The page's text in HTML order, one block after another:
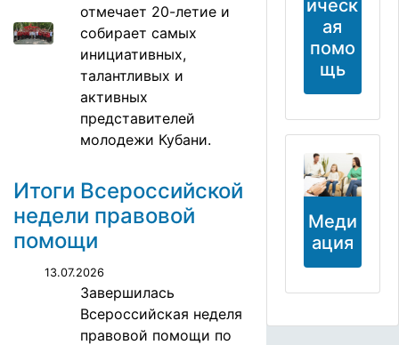
отмечает 20-летие и
собирает самых
инициативных,
талантливых и
активных
представителей
молодежи Кубани.
Итоги Всероссийской
недели правовой
помощи
13.07.2026
Завершилась
Всероссийская неделя
правовой помощи по
ическ
ая
помо
щь
Меди
ация